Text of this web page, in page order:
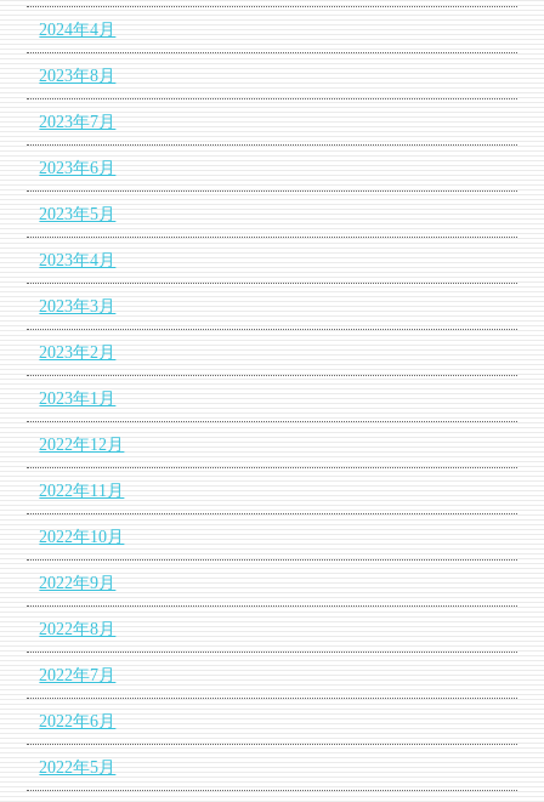
2024年4月
2023年8月
2023年7月
2023年6月
2023年5月
2023年4月
2023年3月
2023年2月
2023年1月
2022年12月
2022年11月
2022年10月
2022年9月
2022年8月
2022年7月
2022年6月
2022年5月